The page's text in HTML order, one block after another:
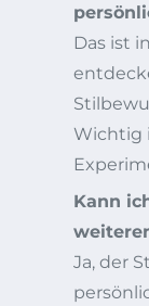
Das ist
Wichtig
Kann
Ja, der